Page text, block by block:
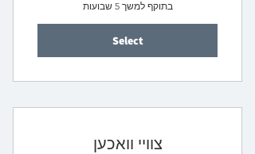
בתוקף למשך 5 שבועות
Select
צוויי וואכען